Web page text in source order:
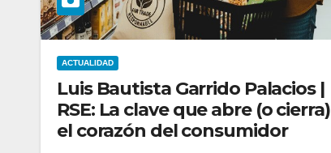
ACTUALIDAD
Luis Bautista Garrido Palacios |
RSE: La clave que abre (o cierra)
el corazón del consumidor